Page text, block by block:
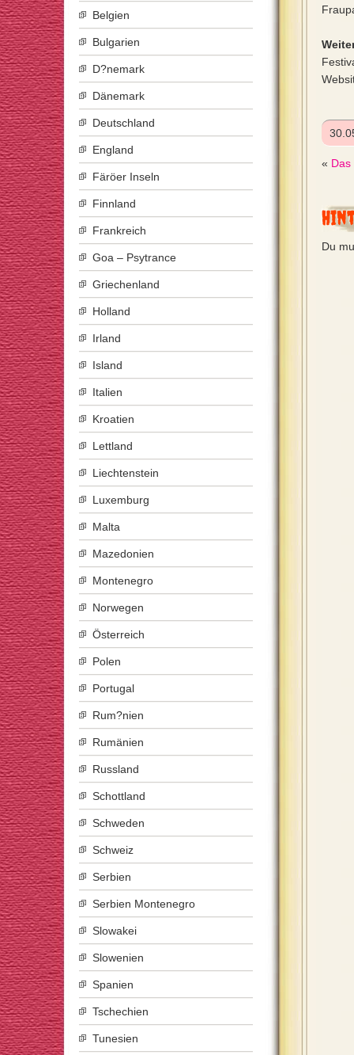
« Das
Du
Belgien
Bulgarien
D?nemark
Dänemark
Deutschland
England
Färöer Inseln
Finnland
Frankreich
Goa – Psytrance
Griechenland
Holland
Irland
Island
Italien
Kroatien
Lettland
Liechtenstein
Luxemburg
Malta
Mazedonien
Montenegro
Norwegen
Österreich
Polen
Portugal
Rum?nien
Rumänien
Russland
Schottland
Schweden
Schweiz
Serbien
Serbien Montenegro
Slowakei
Slowenien
Spanien
Tschechien
Tunesien